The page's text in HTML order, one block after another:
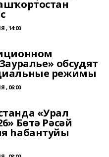
, 14:00
обсудят
режимы
, 06:00
«Урал
Бөтә Рәсәй
һабантуйы